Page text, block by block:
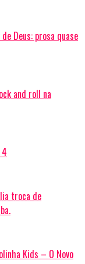
Deus: prosa quase
and roll na
troca de
Kids – O Novo